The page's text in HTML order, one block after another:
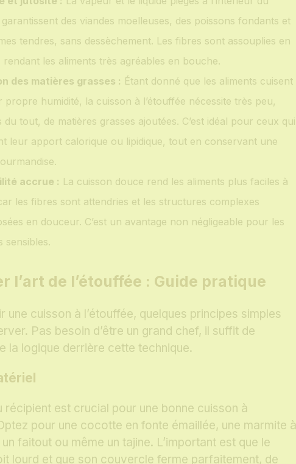
des viandes moelleuses, des poissons fondants et
tendres, sans dessèchement. Les fibres sont assouplies en
rendant les aliments très agréables en bouche.
des matières grasses : Étant donné que les aliments cuisent
propre humidité, la cuisson à l’étouffée nécessite très peu,
du tout, de matières grasses ajoutées. C’est idéal pour ceux qui
leur apport calorique ou lipidique, tout en conservant une
accrue : La cuisson douce rend les aliments plus faciles à
les fibres sont attendries et les structures complexes
en douceur. C’est un avantage non négligeable pour les
sensibles.
l’art de l’étouffée : Guide pratique
une cuisson à l’étouffée, quelques principes simples
Pas besoin d’être un grand chef, il suffit de
la logique derrière cette technique.
récipient est crucial pour une bonne cuisson à
pour une cocotte en fonte émaillée, une marmite à
faitout ou même un tajine. L’important est que le
lourd et que son couvercle ferme parfaitement, de